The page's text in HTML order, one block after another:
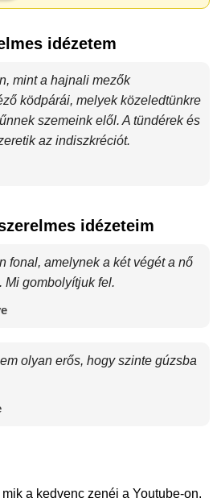
idézetem
mint a hajnali mezők
ködpárái, melyek közeledtünkre
szemeink elől. A tündérek és
az indiszkréciót.
idézeteim
fonal, amelynek a két végét a nő
Mi gombolyítjuk fel.
olyan erős, hogy szinte gúzsba
mik a kedvenc zenéi a Youtube-on.